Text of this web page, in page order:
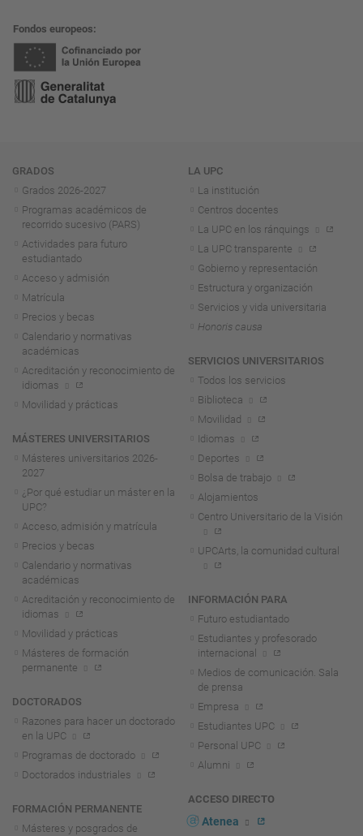
Fondos europeos
Navegación
GRADOS
Grados 2026-2027
Programas académicos de
recorrido sucesivo (PARS)
Actividades para futuro
estudiantado
Acceso y admisión
Matrícula
Precios y becas
Calendario y normativas
académicas
Acreditación y reconocimiento de
idiomas
Movilidad y prácticas
MÁSTERES UNIVERSITARIOS
Másteres universitarios 2026-
2027
¿Por qué estudiar un máster en la
UPC?
Acceso, admisión y matrícula
Precios y becas
Calendario y normativas
académicas
Acreditación y reconocimiento de
idiomas
Movilidad y prácticas
Másteres de formación
permanente
DOCTORADOS
Razones para hacer un doctorado
en la UPC
Programas de doctorado
Doctorados industriales
FORMACIÓN PERMANENTE
Másteres y posgrados de
LA UPC
La institución
Centros docentes
La UPC en los ránquings
La UPC transparente
Gobierno y representación
Estructura y organización
Servicios y vida universitaria
Honoris causa
SERVICIOS UNIVERSITARIOS
Todos los servicios
Biblioteca
Movilidad
Idiomas
Deportes
Bolsa de trabajo
Alojamientos
Centro Universitario de la Visión
UPCArts, la comunidad cultural
INFORMACIÓN PARA
Futuro estudiantado
Estudiantes y profesorado
internacional
Medios de comunicación. Sala
de prensa
Empresa
Estudiantes UPC
Personal UPC
Alumni
ACCESO DIRECTO
Atenea